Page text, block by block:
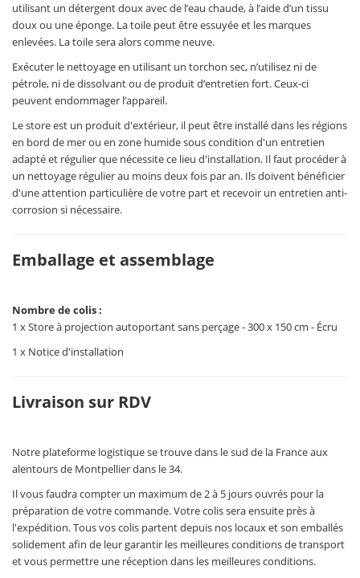
utilisant un détergent doux avec de l’eau chaude, à l’aide d’un tissu
doux ou une éponge. La toile peut être essuyée et les marques
enlevées. La toile sera alors comme neuve.
Exécuter le nettoyage en utilisant un torchon sec, n’utilisez ni de
pétrole, ni de dissolvant ou de produit d’entretien fort. Ceux-ci
peuvent endommager l’appareil.
Le store est un produit d'extérieur, il peut être installé dans les régions
en bord de mer ou en zone humide sous condition d'un entretien
adapté et régulier que nécessite ce lieu d'installation. Il faut procéder à
un nettoyage régulier au moins deux fois par an. Ils doivent bénéficier
d'une attention particulière de votre part et recevoir un entretien anti-
corrosion si nécessaire.
Emballage et assemblage
Nombre de colis :
1 x Store à projection autoportant sans perçage - 300 x 150 cm - Écru
1 x Notice d'installation
Livraison sur RDV
Notre plateforme logistique se trouve dans le sud de la France aux
alentours de Montpellier dans le 34.
Il vous faudra compter un maximum de 2 à 5 jours ouvrés pour la
préparation de votre commande. Votre colis sera ensuite près à
l'expédition. Tous vos colis partent depuis nos locaux et son emballés
solidement afin de leur garantir les meilleures conditions de transport
et vous permettre une réception dans les meilleures conditions.